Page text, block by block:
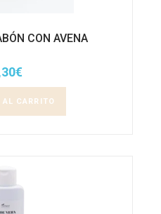
CON AVENA
€
CARRITO